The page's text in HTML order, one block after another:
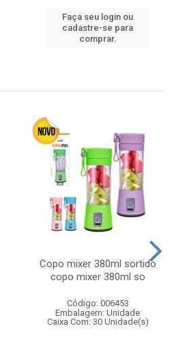
Faça seu login ou
cadastre-se para
comprar.
Copo mixer 380ml sortido
copo mixer 380ml so
Código: 006453
Embalagem: Unidade
Caixa Com: 30 Unidade(s)